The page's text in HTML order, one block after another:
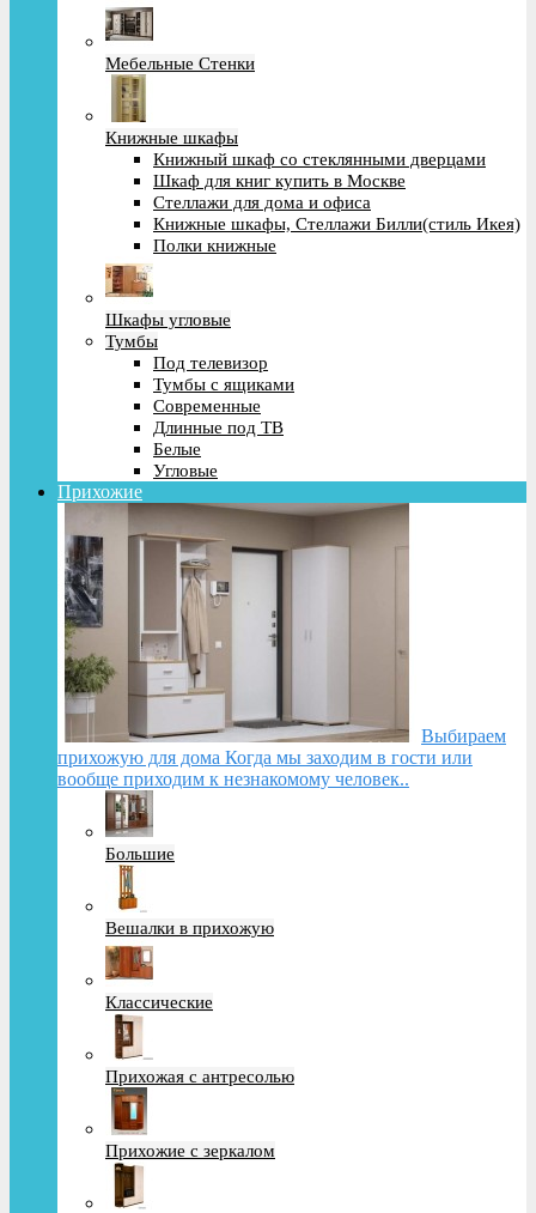
Мебельные Стенки
Книжные шкафы
Книжный шкаф со стеклянными дверцами
Шкаф для книг купить в Москве
Стеллажи для дома и офиса
Книжные шкафы, Стеллажи Билли(стиль Икея)
Полки книжные
Шкафы угловые
Тумбы
Под телевизор
Тумбы с ящиками
Современные
Длинные под ТВ
Белые
Угловые
Прихожие
Выбираем
прихожую для дома Когда мы заходим в гости или
вообще приходим к незнакомому человек..
Большие
Вешалки в прихожую
Классические
Прихожая с антресолью
Прихожие с зеркалом